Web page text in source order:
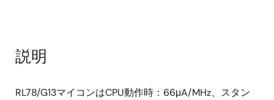
説明
RL78/G13マイコンはCPU動作時：66μA/MHz、スタン